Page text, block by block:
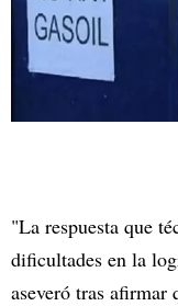
"La respuesta que
dificultades en la
aseveró tras afirmar